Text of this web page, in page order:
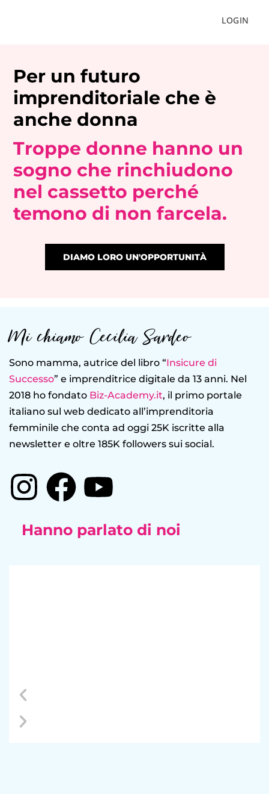
LOGIN
Per un futuro
imprenditoriale che è
anche donna
Troppe donne hanno un
sogno che rinchiudono
nel cassetto perché
temono di non farcela.
DIAMO LORO UN'OPPORTUNITÀ
Mi chiamo Cecilia Sardeo
Sono mamma, autrice del libro “Insicure di
Successo” e imprenditrice digitale da 13 anni. Nel
2018 ho fondato Biz-Academy.it, il primo portale
italiano sul web dedicato all’imprenditoria
femminile che conta ad oggi 25K iscritte alla
newsletter e oltre 185K followers sui social.
Hanno parlato di noi​